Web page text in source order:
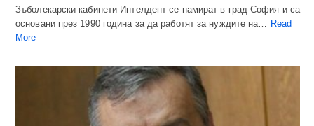
Зъболекарски кабинети Интелдент се намират в град София и са
основани през 1990 година за да работят за нуждите на… Read
More